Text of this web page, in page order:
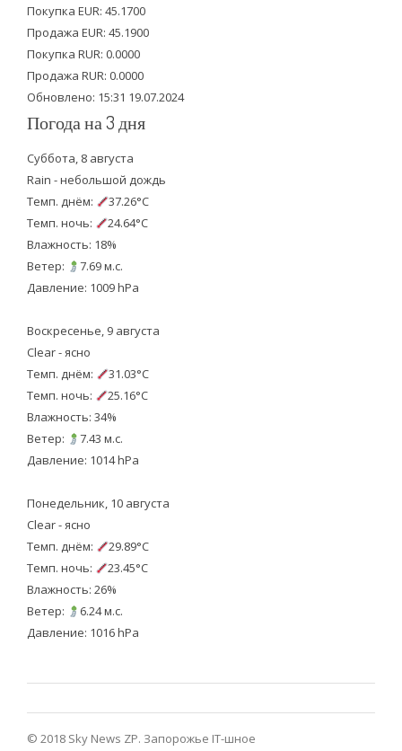
e
r
o
o
k
b
e
Покупка EUR: 45.1700
Продажа EUR: 45.1900
Покупка RUR: 0.0000
Продажа RUR: 0.0000
Обновлено: 15:31 19.07.2024
Погода на 3 дня
Суббота, 8 августа
Rain - небольшой дождь
Темп. днём:
37.26°C
Темп. ночь:
24.64°C
Влажность: 18%
Ветер:
7.69 м.с.
Давление: 1009 hPa
Воскресенье, 9 августа
Clear - ясно
Темп. днём:
31.03°C
Темп. ночь:
25.16°C
Влажность: 34%
Ветер:
7.43 м.с.
Давление: 1014 hPa
Понедельник, 10 августа
Clear - ясно
Темп. днём:
29.89°C
Темп. ночь:
23.45°C
Влажность: 26%
Ветер:
6.24 м.с.
Давление: 1016 hPa
© 2018 Sky News ZP. Запорожье IT-шное